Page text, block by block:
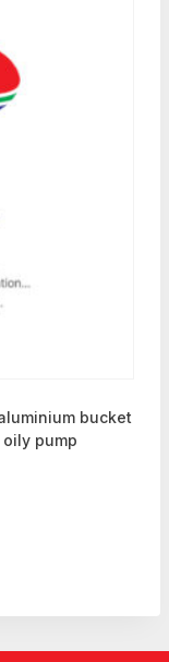
bucket
pump